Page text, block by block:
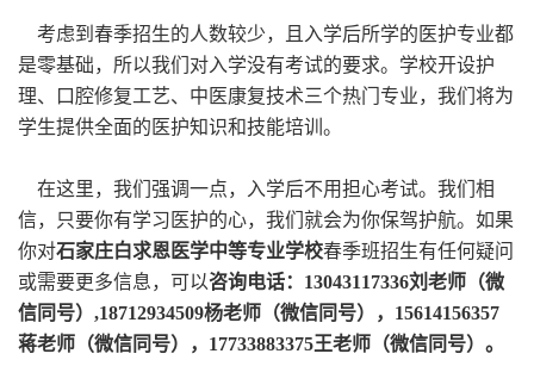
考虑到春季招生的人数较少，且入学后所学的医护专业都
是零基础，所以我们对入学没有考试的要求。学校开设护
理、口腔修复工艺、中医康复技术三个热门专业，我们将为
学生提供全面的医护知识和技能培训。
在这里，我们强调一点，入学后不用担心考试。我们相
信，只要你有学习医护的心，我们就会为你保驾护航。如果
你对石家庄白求恩医学中等专业学校春季班招生有任何疑问
或需要更多信息，可以咨询电话：13043117336刘老师（微
信同号）,18712934509杨老师（微信同号），15614156357
蒋老师（微信同号），17733883375王老师（微信同号）。